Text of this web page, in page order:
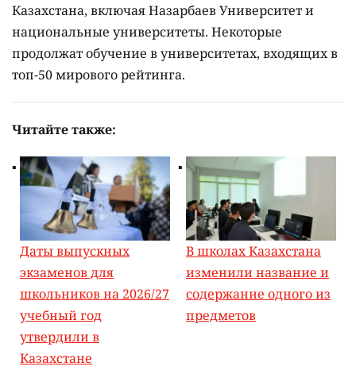
Казахстана, включая Назарбаев Университет и
национальные университеты. Некоторые
продолжат обучение в университетах, входящих в
топ-50 мирового рейтинга.
Читайте также:
Даты выпускных
экзаменов для
школьников на 2026/27
учебный год
утвердили в
Казахстане
В школах Казахстана
изменили название и
содержание одного из
предметов